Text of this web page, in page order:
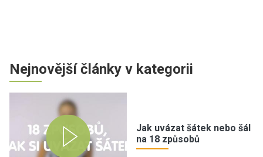
Nejnovější články v kategorii
Jak uvázat šátek nebo šál
na 18 způsobů